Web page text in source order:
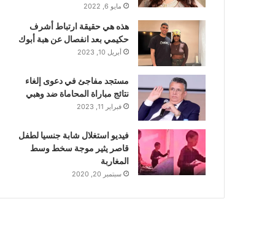
مايو 6, 2022
هذه هي حقيقة ارتباط أشرف
حكيمي بعد انفصال عن هبة أبوك
أبريل 10, 2023
مستجد مفاجئ في دعوى إلغاء
نتائج مباراة المحاماة ضد وهبي
فبراير 11, 2023
فيديو استغلال شابة جنسيا لطفل
قاصر يثير موجة سخط وسط
المغاربة
سبتمبر 20, 2020